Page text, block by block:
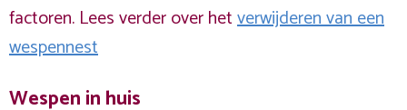
factoren. Lees verder over hetverwijderen van een
wespennest
Wespen in huis